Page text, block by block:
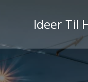
Ideer Til